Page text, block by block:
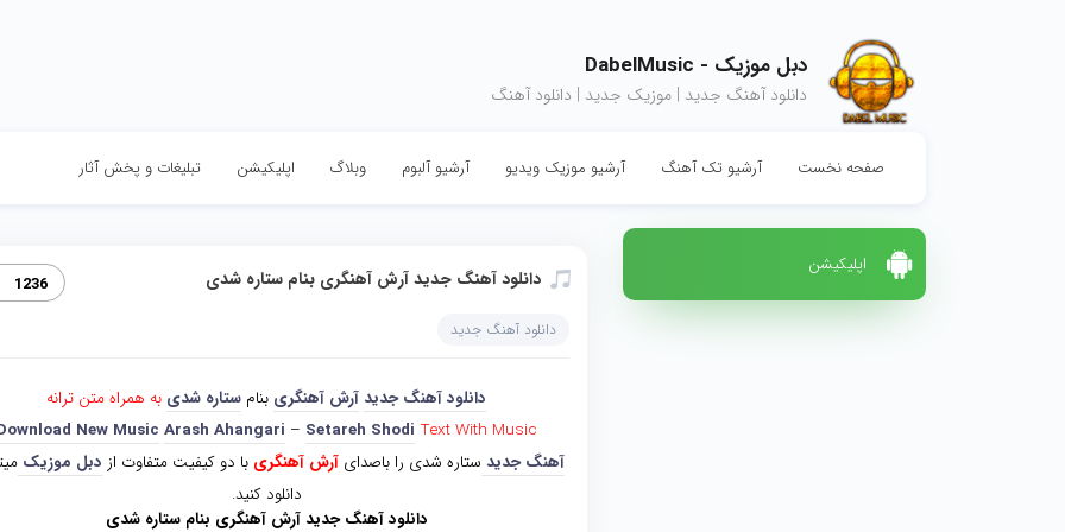
دبل موزیک - DabelMusic
دانلود آهنگ جدید | موزیک جدید | دانلود آهنگ
صفحه نخست آرشیو تک آهنگ آرشیو موزیک ویدیو آرشیو آلبوم وبلاگ اپلیکیشن تبلیغات و پخش آثار
اپلیکیشن
دانلود آهنگ جدید آرش آهنگری بنام ستاره شدی 1236
دانلود آهنگ جدید
دانلود آهنگ جدید آرش آهنگری بنام ستاره شدی به همراه متن ترانه
New Music Arash Ahangari – Setareh Shodi Text With Music
آهنگ جدید ستاره شدی را باصدای آرش آهنگری با دو کیفیت متفاوت از دبل موزیک
دانلود کنید.
دانلود آهنگ جدید آرش آهنگری بنام ستاره شدی